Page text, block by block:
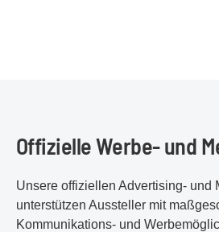
Offizielle Werbe- und
Unsere offiziellen Advertising- und
unterstützen Aussteller mit
Kommunikations- und